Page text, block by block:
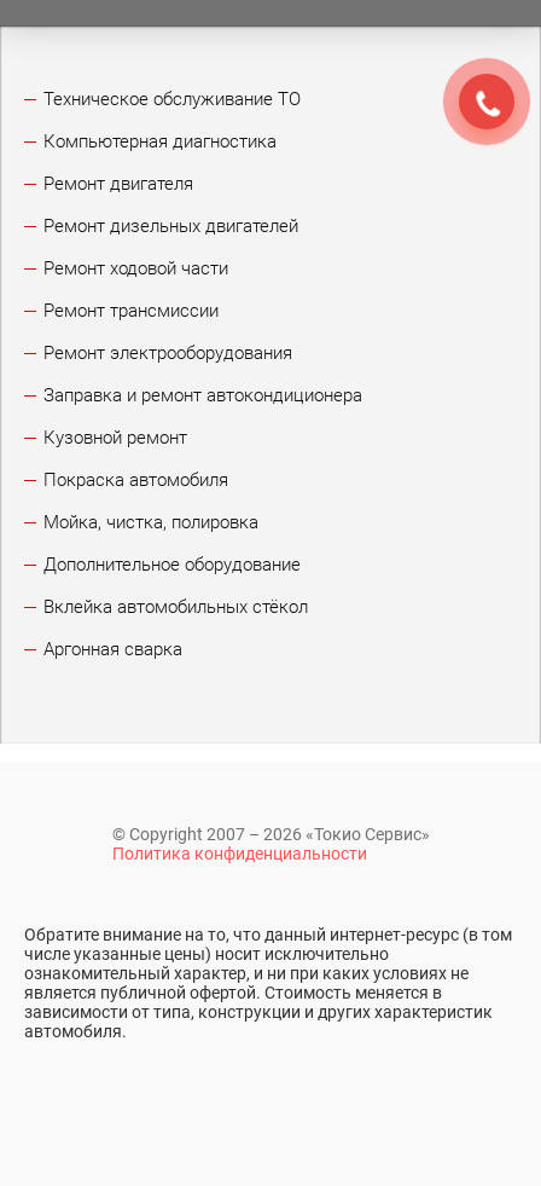
Техническое обслуживание ТО
Компьютерная диагностика
Ремонт двигателя
Ремонт дизельных двигателей
Ремонт ходовой части
Ремонт трансмиссии
Ремонт электрооборудования
Заправка и ремонт автокондиционера
Кузовной ремонт
Покраска автомобиля
Мойка, чистка, полировка
Дополнительное оборудование
Вклейка автомобильных стёкол
Аргонная сварка
© Copyright 2007 – 2026 «Токио Сервис»
Политика конфиденциальности
Обратите внимание на то, что данный интернет-ресурс (в том
числе указанные цены) носит исключительно
ознакомительный характер, и ни при каких условиях не
является публичной офертой. Стоимость меняется в
зависимости от типа, конструкции и других характеристик
автомобиля.